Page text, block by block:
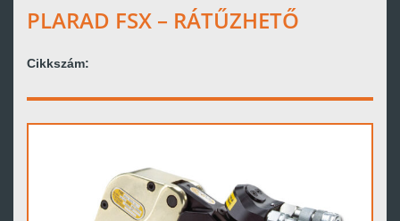
PLARAD FSX – RÁTŰZHETŐ
Cikkszám: